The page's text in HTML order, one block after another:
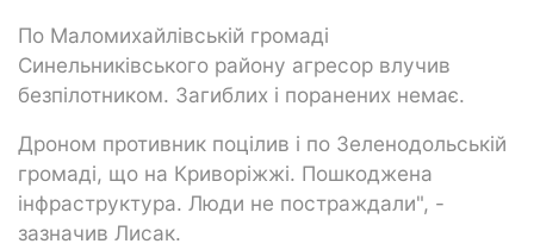
По Маломихайлівській громаді
Синельниківського району агресор влучив
безпілотником. Загиблих і поранених немає.
Дроном противник поцілив і по Зеленодольській
громаді, що на Криворіжжі. Пошкоджена
інфраструктура. Люди не постраждали", -
зазначив Лисак.